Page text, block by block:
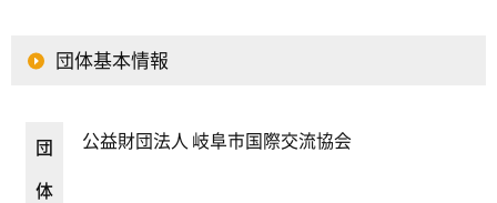
団体基本情報
団
体
公益財団法人 岐阜市国際交流協会